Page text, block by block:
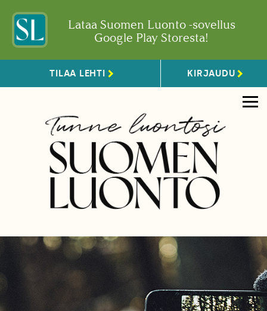
Lataa Suomen Luonto -sovellus
Google Play Storesta!
TILAA LEHTI KIRJAUDU